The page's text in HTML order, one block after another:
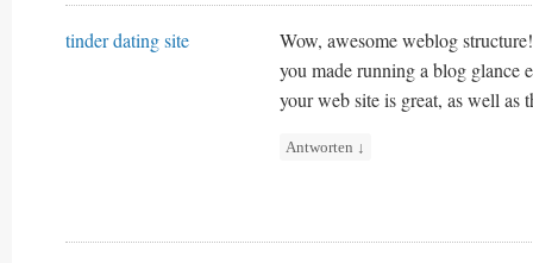
tinder dating site
Wow, awesome weblog
you made running a blog glance
your web site is great, as well as
Antworten ↓